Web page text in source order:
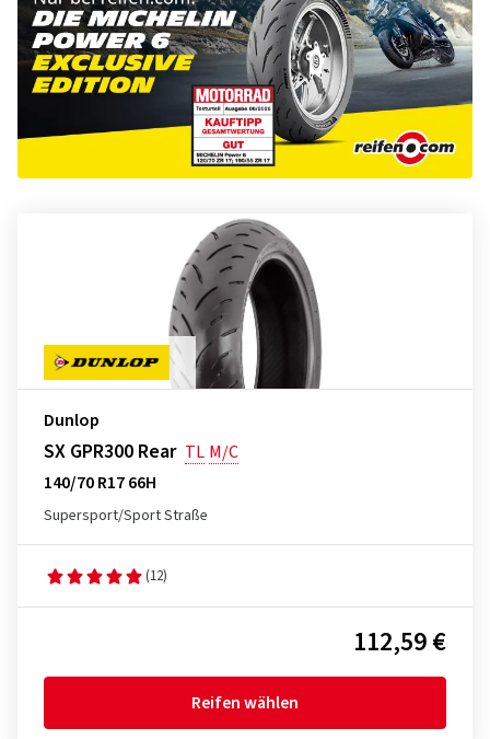
Dunlop
SX GPR300 Rear TL M/C
140/70 R17 66H
Supersport/Sport Straße
(12)
112,59 €
Reifen wählen